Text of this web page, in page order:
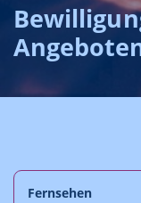
Fernsehen